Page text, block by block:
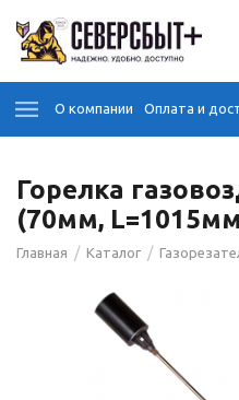
О компании Оплата и
Горелка
(70мм,
Главная / Каталог /